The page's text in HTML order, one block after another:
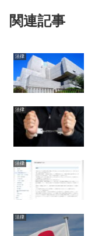
関連記事
法律
法律
法律
法律